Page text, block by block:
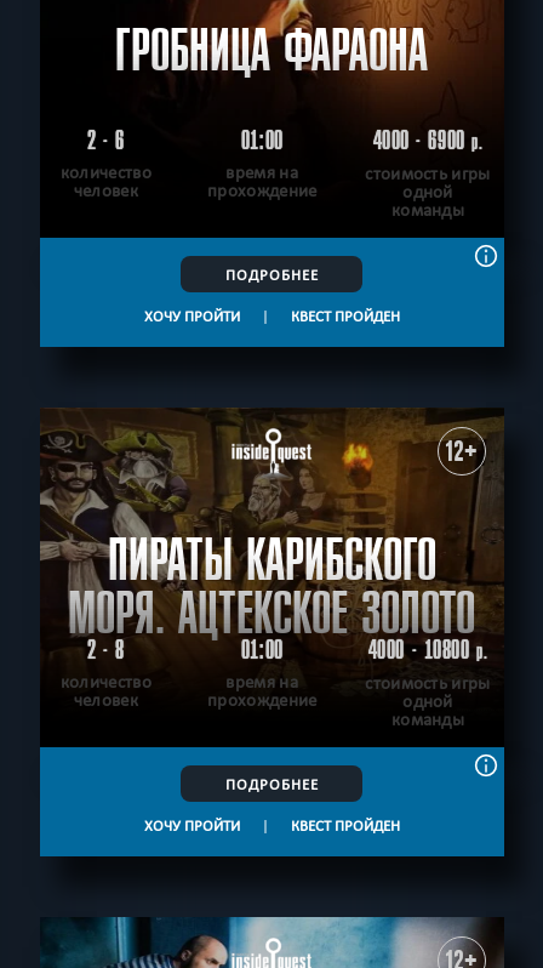
ГРОБНИЦА ФАРАОНА
2 - 6
количество
человек
01:00
время на
прохождение
4000 - 6900р.
стоимость игры
одной
команды
ПОДРОБНЕЕ
ХОЧУ ПРОЙТИ | КВЕСТ ПРОЙДЕН
12+
ПИРАТЫ КАРИБСКОГО
МОРЯ. АЦТЕКСКОЕ ЗОЛОТО
2 - 8
количество
человек
01:00
время на
прохождение
4000 - 10800р.
стоимость игры
одной
команды
ПОДРОБНЕЕ
ХОЧУ ПРОЙТИ | КВЕСТ ПРОЙДЕН
12+